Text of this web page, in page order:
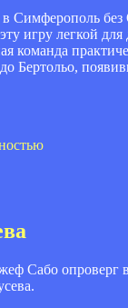
Симферополь
игру легкой
команда
Бертольо,
Сабо опроверг